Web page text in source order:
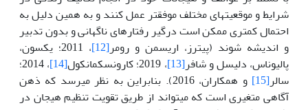
شرایط و موقعیت­های مختلف موفق­تر عمل کنند و به همین دلیل به
احتمال کمتری ممکن است درگیر رفتارهای ناگهانی و بدون تدبیر
و اندیشه شوند (پیترز، اریسمن و رومر[12]
، 2011؛ یکسون،
پالیوناس، دلیسل و شافر[13] ، 2019؛ کارونسکمانکول [14]
، 2014؛
سالر[15]
و همکاران، 2016). بنابراین به نظر می­رسد که ذهن
آگاهی متغیری است که می­تواند از طریق تقویت تنظیم هیجان در